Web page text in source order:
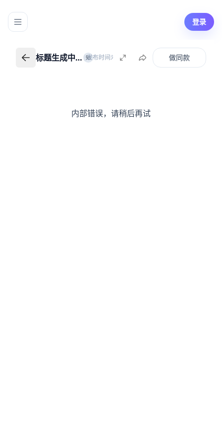
登录
标题生成中…
返回我的知识
标题生成中… 知 知识创作者
|发布时间未知 做同款
内部错误，请稍后再试